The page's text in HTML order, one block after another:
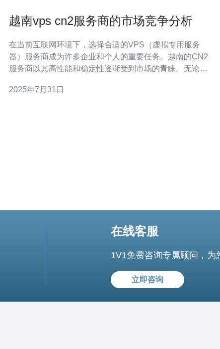
越南vps cn2服务商的市场竞争分析
在当前互联网环境下，选择合适的VPS（虚拟专用服务
器）服务商成为许多企业和个人的重要任务。越南的CN2
服务商以其高性能和稳定性逐渐受到市场的青睐。无论是
CN2服务商都有丰富的选择。在这篇文章中，我们将深入
2025年7月31日
在线客服
1V1免费咨询专属顾问，为
立即咨询